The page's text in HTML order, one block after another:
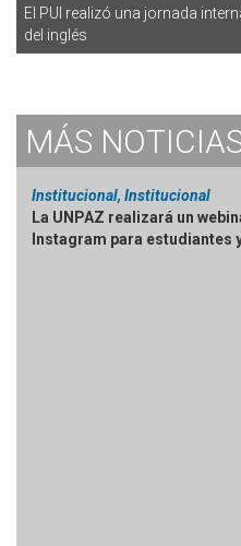
El PUI realizó una jornada
del inglés
MÁS
Institucional, Institucional
La UNPAZ realizará un
Instagram para estudiantes